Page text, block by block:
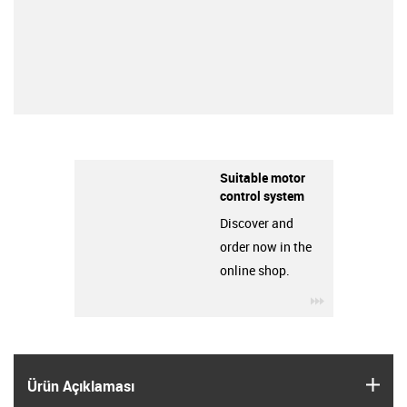
Ürün Açıklaması
Suitable motor
control system
Discover and
order now in the
online shop.
igus-icon-